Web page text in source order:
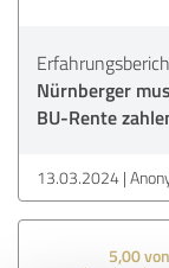
Nürnberger
BU-Rente
13.03.2024
5,00